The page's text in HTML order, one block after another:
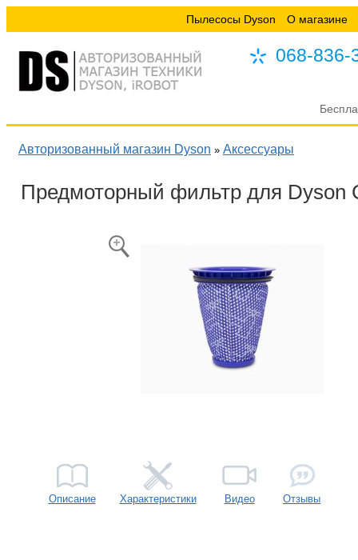
Пылесосы Dyson О магазине
068-836-
Авторизованный магазин Dyson » Аксессуары
Предмоторный фильтр для Dyson
Описание Характеристики Видео Отзывы